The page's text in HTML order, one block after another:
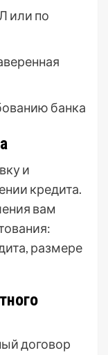
или по
банка
и
кредита.
вам
размере
договор